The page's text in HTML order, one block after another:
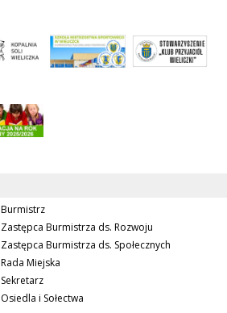
Burmistrz
Zastępca Burmistrza ds. Rozwoju
Zastępca Burmistrza ds. Społecznych
Rada Miejska
Sekretarz
Osiedla i Sołectwa